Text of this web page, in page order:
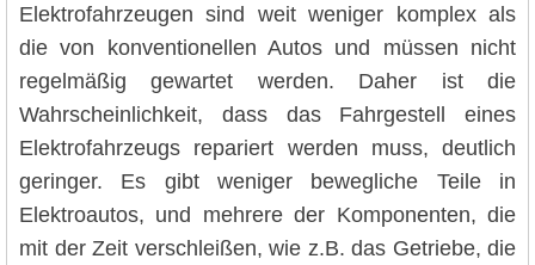
Elektrofahrzeugen sind weit weniger komplex als
die von konventionellen Autos und müssen nicht
regelmäßig gewartet werden. Daher ist die
Wahrscheinlichkeit, dass das Fahrgestell eines
Elektrofahrzeugs repariert werden muss, deutlich
geringer. Es gibt weniger bewegliche Teile in
Elektroautos, und mehrere der Komponenten, die
mit der Zeit verschleißen, wie z.B. das Getriebe, die